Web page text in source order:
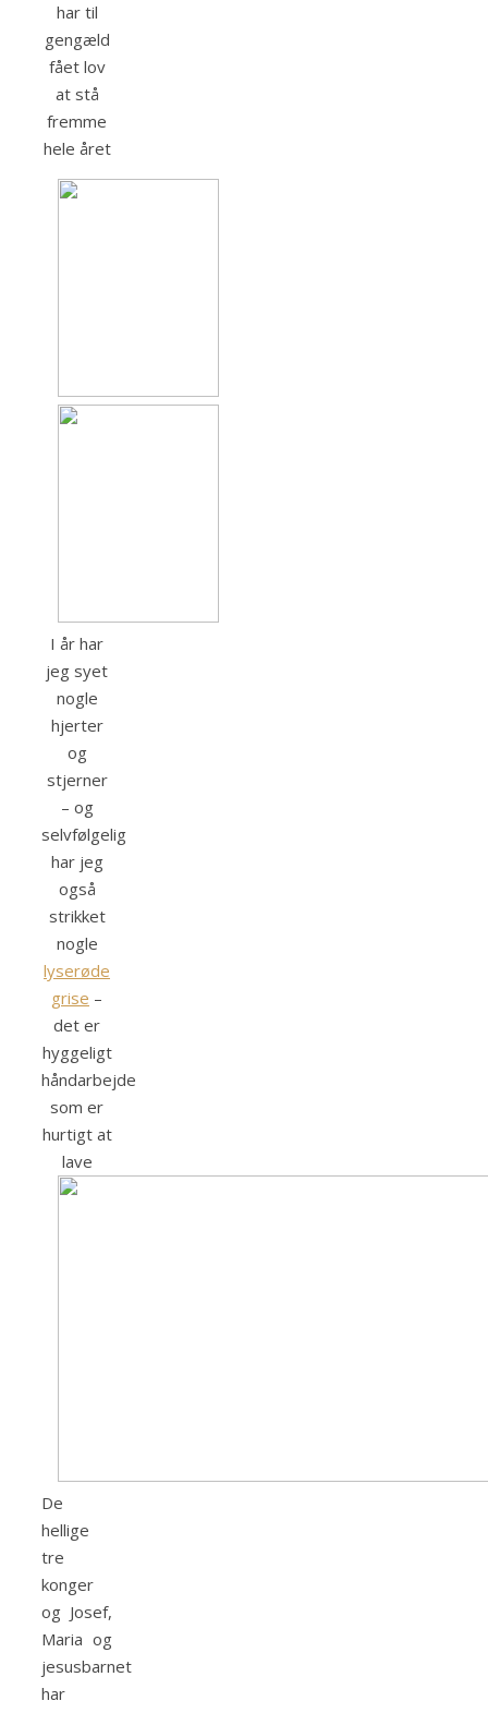
har til
gengæld
fået lov
at stå
fremme
hele året
I år har
jeg syet
nogle
hjerter
og
stjerner
– og
selvfølgelig
har jeg
også
strikket
nogle
lyserøde
grise –
det er
hyggeligt
håndarbejde
som er
hurtigt at
lave
De
hellige
tre
konger
og Josef,
Maria og
jesusbarnet
har